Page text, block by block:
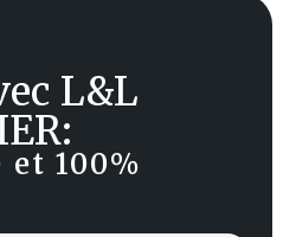
L&L
100%